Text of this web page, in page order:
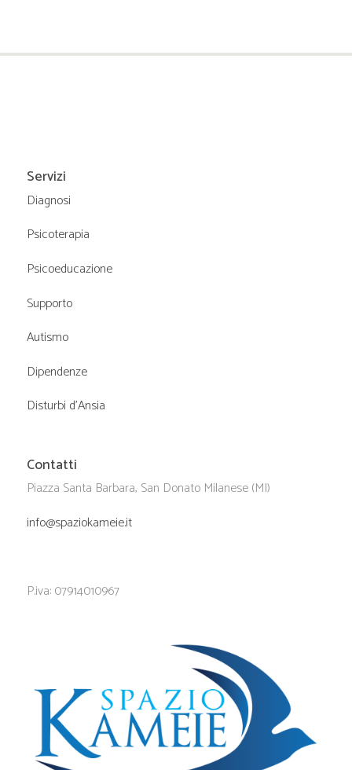
Servizi
Diagnosi
Psicoterapia
Psicoeducazione
Supporto
Autismo
Dipendenze
Disturbi d’Ansia
Contatti
Piazza Santa Barbara, San Donato Milanese (MI)
info@spaziokameie.it
P.iva: 07914010967